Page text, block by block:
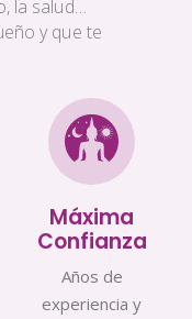
la salud…
y que te
Máxima
Confianza
Años de
experiencia y